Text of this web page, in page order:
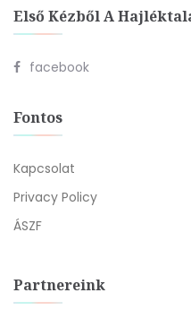
Első Kézből A
facebook
Fontos
Kapcsolat
Privacy Policy
ÁSZF
Partnereink